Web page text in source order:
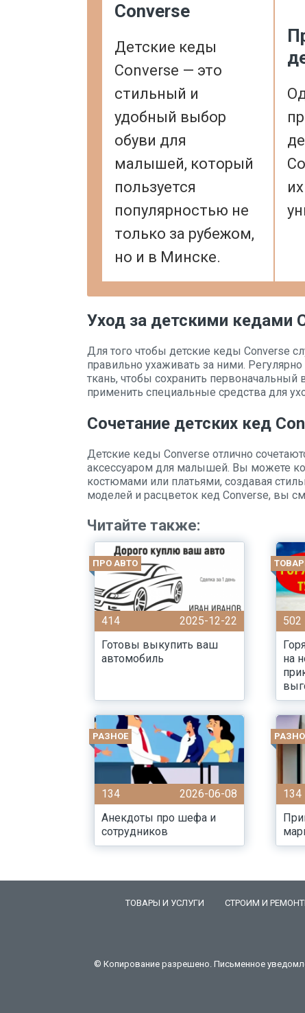
Converse
Детские кеды
Converse — это
стильный и
удобный выбор
обуви для
малышей, который
пользуется
популярностью не
только за рубежом,
но и в Минске.
их
Уход за детскими кедами
Для того чтобы детские кеды Converse
правильно ухаживать за ними.
ткань, чтобы сохранить
применить специальные средства для
Сочетание детских кед
Детские кеды Converse отлично
аксессуаром для малышей. Вы можете
костюмами или платьями, создавая
моделей и расцветок кед Converse, вы
Читайте также:
ПРО АВТО
414
2025-12-22
Готовы выкупить ваш
автомобиль
502
на
РАЗНОЕ
134
2026-06-08
Анекдоты про шефа и
сотрудников
134
ТОВАРЫ И УСЛУГИ СТРОИМ И
© Копирование разрешено. Письменное